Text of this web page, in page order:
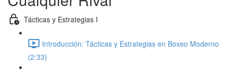
Tácticas y Estrategias I
Introducción: Tácticas y Estrategias en Boxeo Moderno
(2:33)